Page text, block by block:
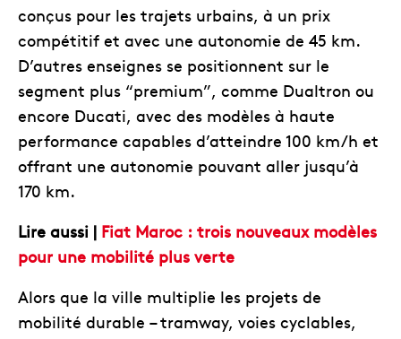
conçus pour les trajets urbains, à un prix
compétitif et avec une autonomie de 45 km.
D’autres enseignes se positionnent sur le
segment plus “premium”, comme Dualtron ou
encore Ducati, avec des modèles à haute
performance capables d’atteindre 100 km/h et
offrant une autonomie pouvant aller jusqu’à
170 km.
Lire aussi | Fiat Maroc : trois nouveaux modèles
pour une mobilité plus verte
Alors que la ville multiplie les projets de
mobilité durable – tramway, voies cyclables,